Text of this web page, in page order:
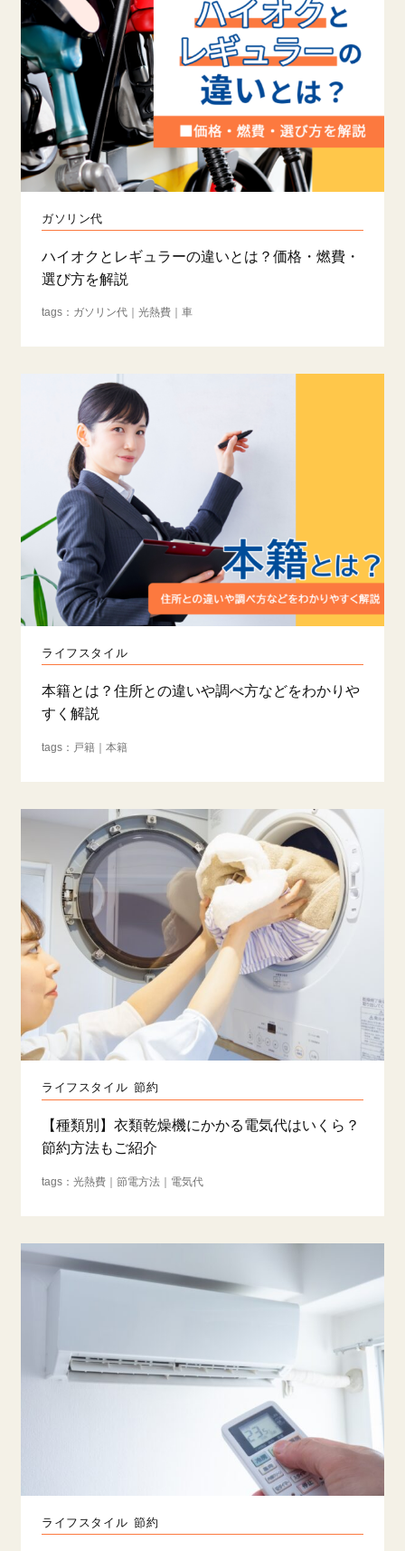
ガソリン代
ハイオクとレギュラーの違いとは？価格・燃費・
選び方を解説
ガソリン代 光熱費 車
ライフスタイル
本籍とは？住所との違いや調べ方などをわかりや
すく解説
戸籍 本籍
ライフスタイル 節約
【種類別】衣類乾燥機にかかる電気代はいくら？
節約方法もご紹介
光熱費 節電方法 電気代
ライフスタイル 節約